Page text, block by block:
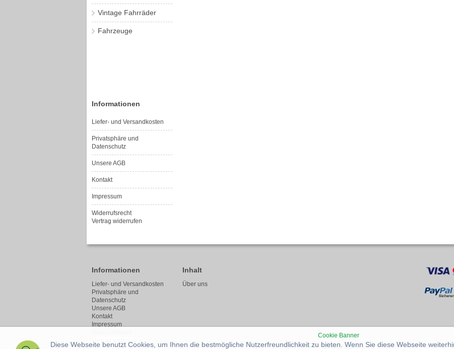
Cookie Banner
Diese Webseite benutzt Cookies, um Ihnen die bestmögliche Nutzerfreundlichkeit zu bieten. Wenn Sie diese Webseite
Vintage Fahrräder
Fahrzeuge
Informationen
Liefer- und Versandkosten
Privatsphäre und
Datenschutz
Unsere AGB
Kontakt
Impressum
Widerrufsrecht
Vertrag widerrufen
Informationen
Liefer- und Versandkosten
Privatsphäre und
Datenschutz
Unsere AGB
Kontakt
Impressum
Vertrag widerrufen
Inhalt
Über uns